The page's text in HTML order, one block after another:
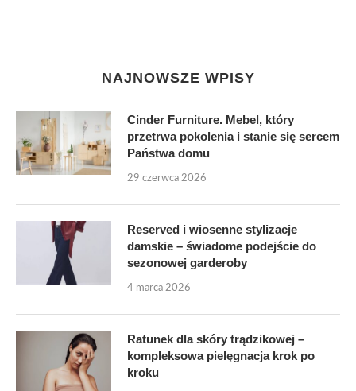
NAJNOWSZE WPISY
Cinder Furniture. Mebel, który
przetrwa pokolenia i stanie się sercem
Państwa domu
29 czerwca 2026
Reserved i wiosenne stylizacje
damskie – świadome podejście do
sezonowej garderoby
4 marca 2026
Ratunek dla skóry trądzikowej –
kompleksowa pielęgnacja krok po
kroku